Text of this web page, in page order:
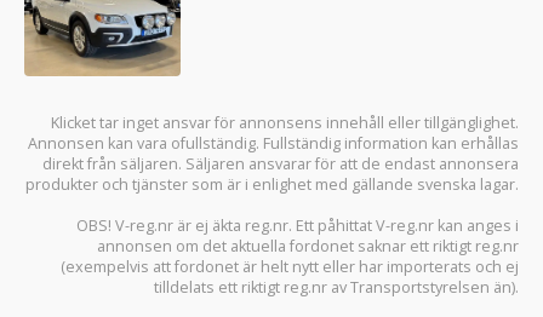
Klicket tar inget ansvar för annonsens innehåll eller tillgänglighet.
Annonsen kan vara ofullständig. Fullständig information kan erhållas
direkt från säljaren. Säljaren ansvarar för att de endast annonsera
produkter och tjänster som är i enlighet med gällande svenska lagar.
OBS! V-reg.nr är ej äkta reg.nr. Ett påhittat V-reg.nr kan anges i
annonsen om det aktuella fordonet saknar ett riktigt reg.nr
(exempelvis att fordonet är helt nytt eller har importerats och ej
tilldelats ett riktigt reg.nr av Transportstyrelsen än).